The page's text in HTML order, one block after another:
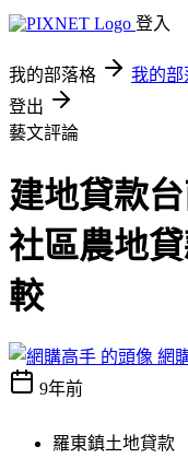
登入
我的部落格 我的部
登出
藝文評論
建地貸款
社區農地
較
網
9年前
羅東鎮土地貸款